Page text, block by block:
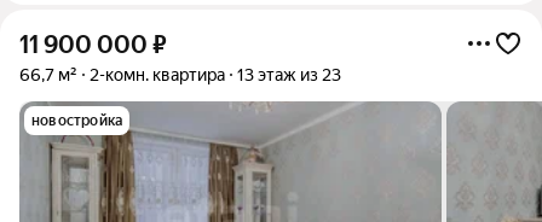
11 900 000 ₽
66,7 м² 2-комн. квартира 13 этаж из 23
новостройка